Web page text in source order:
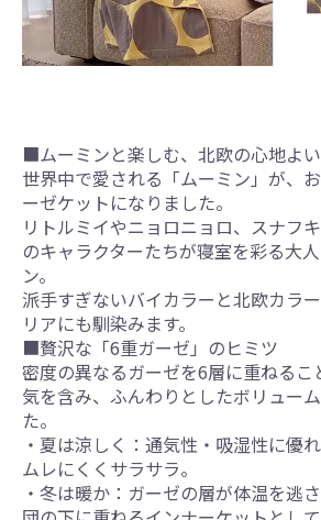
■ムーミンと楽しむ、北欧の心地よ
世界中で愛される「ムーミン」が、
ーゼケットになりました。
リトルミイやニョロニョロ、スナフ
のキャラクターたちが寝室を彩る大
ン。
派手すぎないバイカラーと北欧カラ
リアにも馴染みます。
■贅沢な「6重ガーゼ」のヒミツ
密度の異なるガーゼを6層に重ねるこ
気を含み、ふんわりとしたボリュー
た。
・夏は涼しく：通気性・吸湿性に優
ムレにくくサラサラ。
・冬は暖か：ガーゼの層が体温を逃